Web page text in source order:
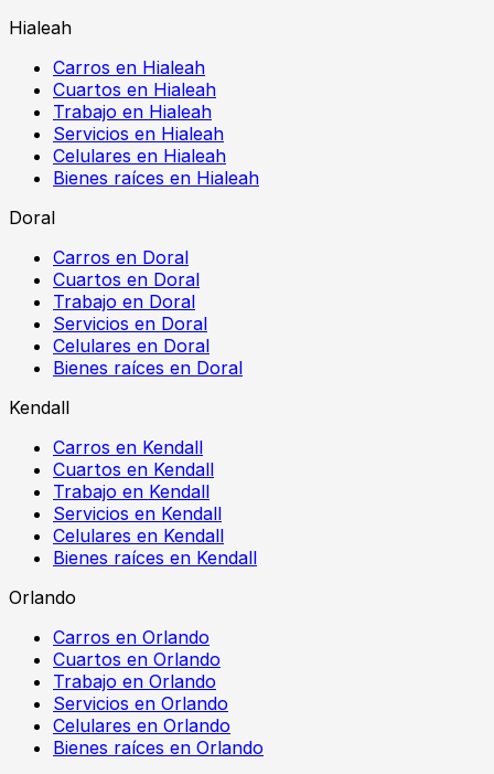
Hialeah
Carros en Hialeah
Cuartos en Hialeah
Trabajo en Hialeah
Servicios en Hialeah
Celulares en Hialeah
Bienes raíces en Hialeah
Doral
Carros en Doral
Cuartos en Doral
Trabajo en Doral
Servicios en Doral
Celulares en Doral
Bienes raíces en Doral
Kendall
Carros en Kendall
Cuartos en Kendall
Trabajo en Kendall
Servicios en Kendall
Celulares en Kendall
Bienes raíces en Kendall
Orlando
Carros en Orlando
Cuartos en Orlando
Trabajo en Orlando
Servicios en Orlando
Celulares en Orlando
Bienes raíces en Orlando